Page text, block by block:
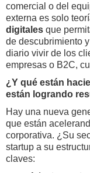
comercial o del
externa es solo
digitales que
de descubrimiento
diario vivir de los
empresas o B2C,
¿Y qué están
están logrando
Hay una nueva
que están
corporativa. ¿Su
startup a su
claves: